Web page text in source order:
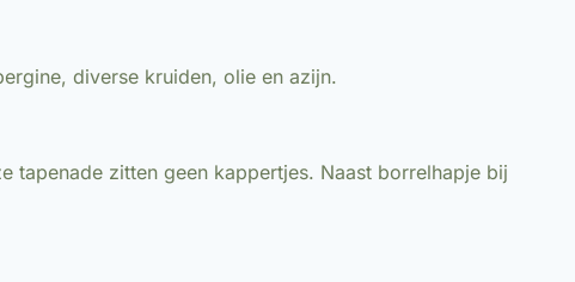
diverse kruiden, olie en azijn.
tapenade zitten geen kappertjes. Naast borrelhapje bij